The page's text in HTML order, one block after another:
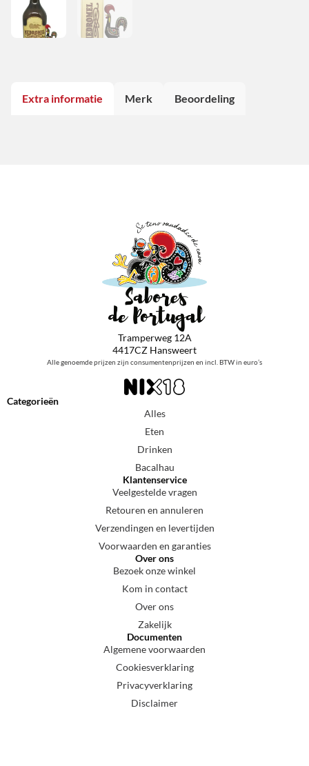
Extra informatie Merk Beoordeling
Tramperweg 12A
4417CZ Hansweert
Alle genoemde prijzen zijn consumentenprijzen en incl. BTW in euro’s
Categorieën
Alles
Eten
Drinken
Bacalhau
Klantenservice
Veelgestelde vragen
Retouren en annuleren
Verzendingen en levertijden
Voorwaarden en garanties
Over ons
Bezoek onze winkel
Kom in contact
Over ons
Zakelijk
Documenten
Algemene voorwaarden
Cookiesverklaring
Privacyverklaring
Disclaimer